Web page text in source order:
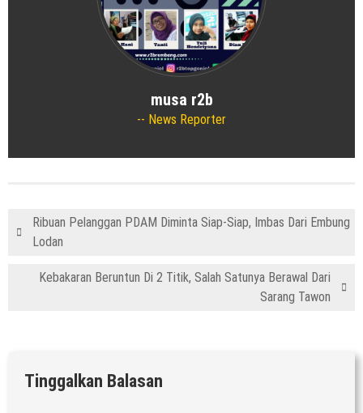
musa r2b
News Reporter
Ribuan Pelanggan PDAM Diminta Siap-Siap, Imbas Dari Embung
Lodan
Kebakaran Beruntun Di 2 Titik, Salah Satunya Berawal Dari
Sarang Tawon
Tinggalkan Balasan